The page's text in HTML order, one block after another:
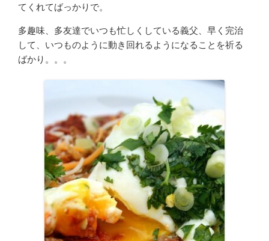
てくれてばっかりで。
多趣味、多友達でいつも忙しくしている義父、早く完治
して、いつものように動き回れるようになることを祈る
ばかり。。。